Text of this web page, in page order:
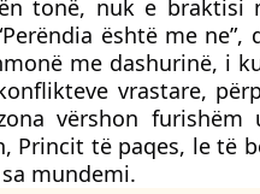
tonë, nuk e braktisi
është me
me dashurinë, i
vrastare,
vërshon
Princit të paqes, le të
mundemi.